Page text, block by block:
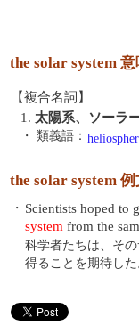
the solar system 意
【複合名詞】
1. 太陽系、ソーラ
・ 類義語：
the solar system 例
・ Scientists hoped to
system from the
科学者たちは、そ
得ることを期待した